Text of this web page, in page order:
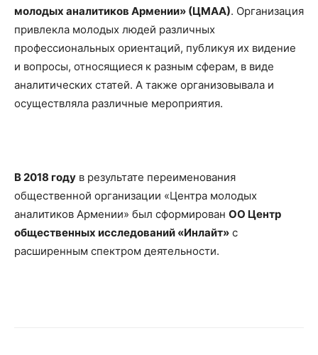
молодых аналитиков Армении» (ЦМАА). Организация
привлекла молодых людей различных
профессиональных ориентаций, публикуя их видение
и вопросы, относящиеся к разным сферам, в виде
аналитических статей. А также организовывала и
осуществляла различные мероприятия.
В 2018 году в результате переименования
общественной организации «Центра молодых
аналитиков Армении» был сформирован ОО Центр
общественных исследований «Инлайт» с
расширенным спектром деятельности.